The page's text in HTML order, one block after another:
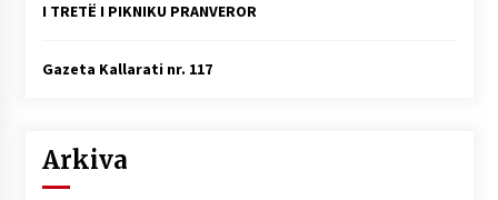
I TRETË I PIKNIKU PRANVEROR
Gazeta Kallarati nr. 117
Arkiva